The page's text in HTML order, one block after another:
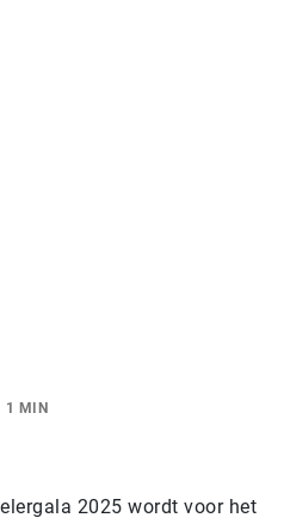
1 MIN
2025 wordt voor het